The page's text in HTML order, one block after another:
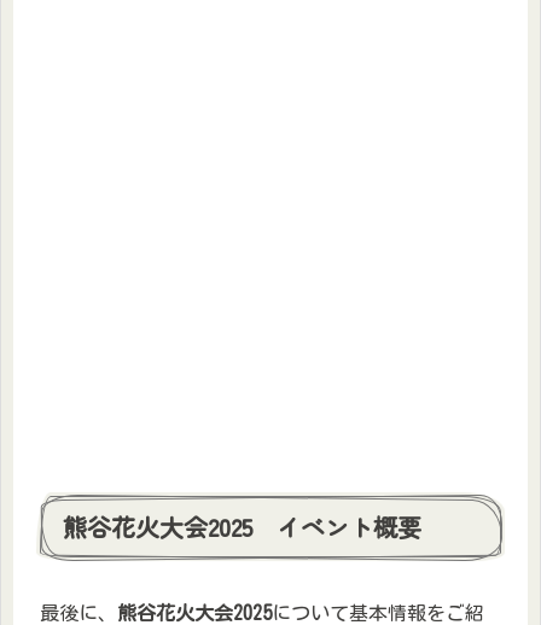
熊谷花火大会2025 イベント概要
最後に、 熊谷花火大会2025について基本情報をご紹